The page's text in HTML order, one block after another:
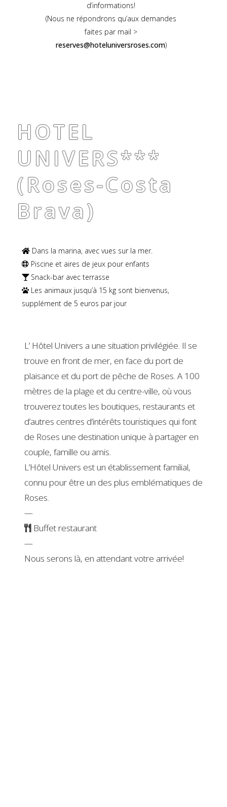
d’informations!
(Nous ne répondrons qu’aux demandes
faites par mail >
reserves@hoteluniversroses.com)
HOTEL
UNIVERS***
(Roses-Costa
Brava)
Dans la marina, avec vues sur la mer.
Piscine et aires de jeux pour enfants
Snack-bar avec terrasse
Les animaux jusqu’à 15 kg sont bienvenus,
supplément de 5 euros par jour
L’ Hôtel Univers a une situation privilégiée. Il se
trouve en front de mer, en face du port de
plaisance et du port de pêche de Roses. A 100
mètres de la plage et du centre-ville, où vous
trouverez toutes les boutiques, restaurants et
d’autres centres d’intérêts touristiques qui font
de Roses une destination unique à partager en
couple, famille ou amis.
L’Hôtel Univers est un établissement familial,
connu pour être un des plus emblématiques de
Roses.
—
Buffet restaurant
—
Nous serons là, en attendant votre arrivée!